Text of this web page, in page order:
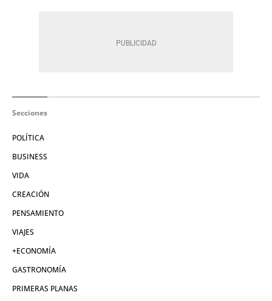
Secciones
POLÍTICA
BUSINESS
VIDA
CREACIÓN
PENSAMIENTO
VIAJES
+ECONOMÍA
GASTRONOMÍA
PRIMERAS PLANAS